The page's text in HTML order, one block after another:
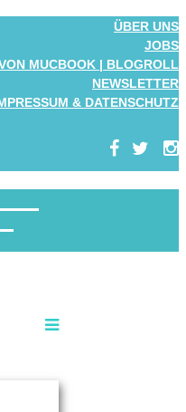
ÜBER UNS
JOBS
MUCBOOK | BLOGROLL
NEWSLETTER
& DATENSCHUTZ